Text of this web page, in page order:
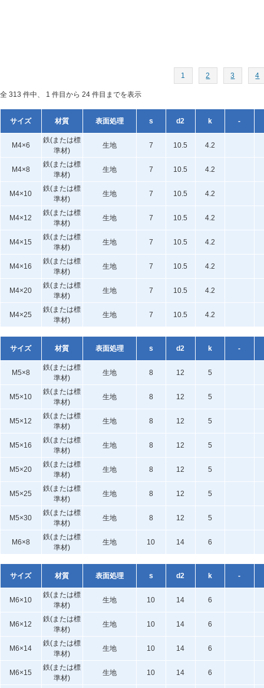
1 2 3 4
全 313 件中、 1 件目から 24 件目までを表示
サイズ 材質 表面処理 s d2 k -
M4×6
鉄(または標
準材)
生地 7 10.5 4.2
M4×8
鉄(または標
準材)
生地 7 10.5 4.2
M4×10
鉄(または標
準材)
生地 7 10.5 4.2
M4×12
鉄(または標
準材)
生地 7 10.5 4.2
M4×15
鉄(または標
準材)
生地 7 10.5 4.2
M4×16
鉄(または標
準材)
生地 7 10.5 4.2
M4×20
鉄(または標
準材)
生地 7 10.5 4.2
M4×25
鉄(または標
準材)
生地 7 10.5 4.2
サイズ 材質 表面処理 s d2 k -
M5×8
鉄(または標
準材)
生地 8 12 5
M5×10
鉄(または標
準材)
生地 8 12 5
M5×12
鉄(または標
準材)
生地 8 12 5
M5×16
鉄(または標
準材)
生地 8 12 5
M5×20
鉄(または標
準材)
生地 8 12 5
M5×25
鉄(または標
準材)
生地 8 12 5
M5×30
鉄(または標
準材)
生地 8 12 5
M6×8
鉄(または標
準材)
生地 10 14 6
サイズ 材質 表面処理 s d2 k -
M6×10
鉄(または標
準材)
生地 10 14 6
M6×12
鉄(または標
準材)
生地 10 14 6
M6×14
鉄(または標
準材)
生地 10 14 6
M6×15
鉄(または標
準材)
生地 10 14 6